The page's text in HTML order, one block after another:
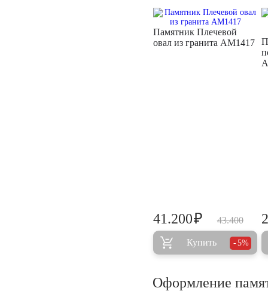
Памятник Плечевой
овал из гранита AM1417
43.400
41.200₽
Купить 5%
Оформление